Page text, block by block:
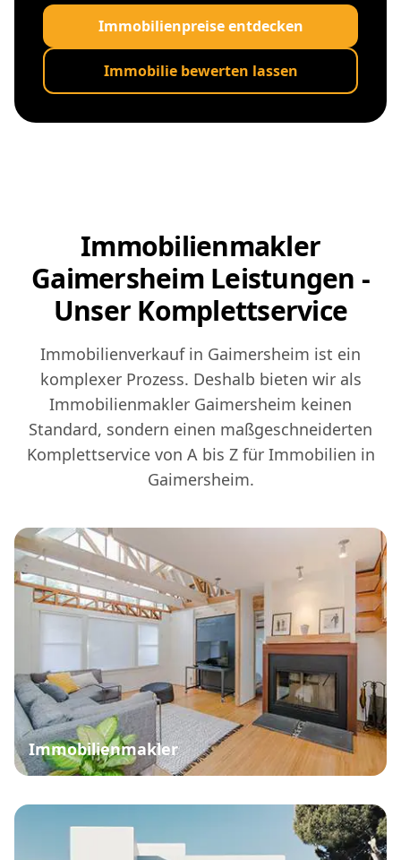
Immobilienpreise entdecken
Immobilie bewerten lassen
Immobilienmakler
Gaimersheim Leistungen -
Unser Komplettservice
Immobilienverkauf in Gaimersheim ist ein
komplexer Prozess. Deshalb bieten wir als
Immobilienmakler Gaimersheim keinen
Standard, sondern einen maßgeschneiderten
Komplettservice von A bis Z für Immobilien in
Gaimersheim.
Immobilienmakler